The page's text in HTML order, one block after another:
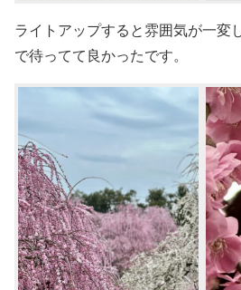
ライトアップすると雰囲気が一変
で待ってて良かったです。